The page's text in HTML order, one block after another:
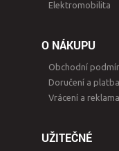
Elektromobilita
O NÁKUPU
Obchodní
Doručení a platba
Vrácení a
UŽITEČNÉ